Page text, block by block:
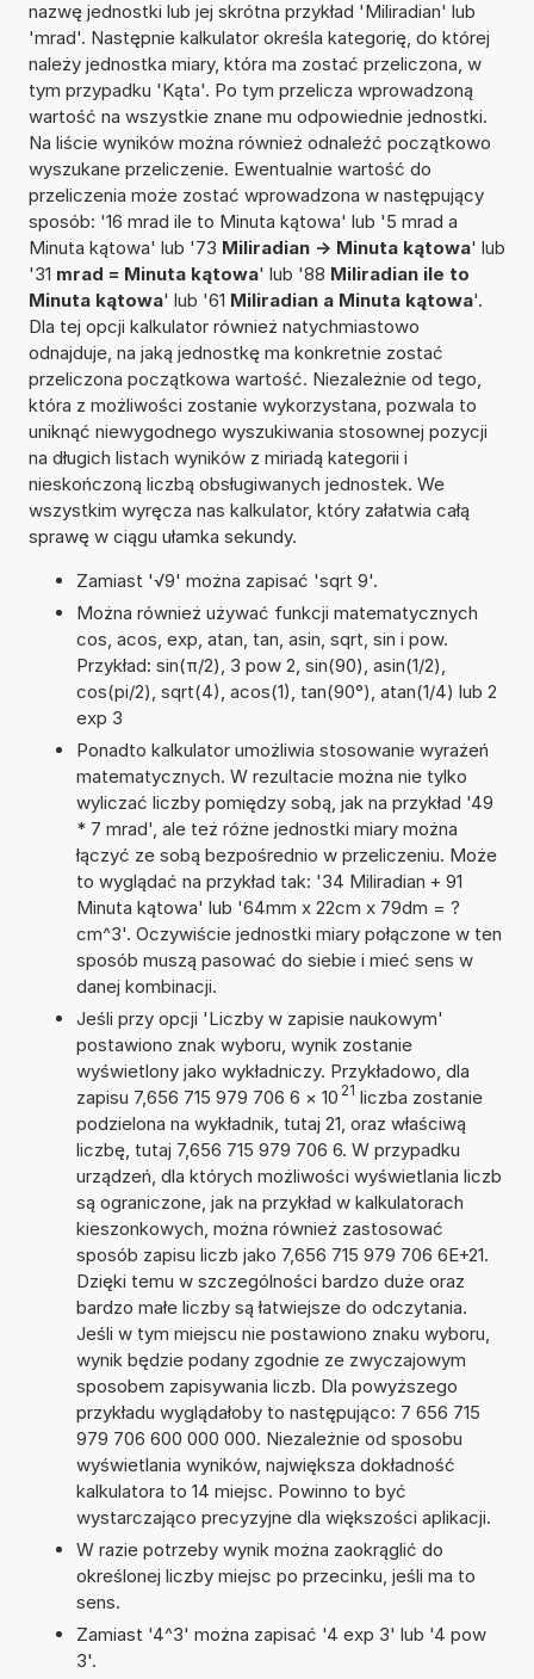
nazwę jednostki lub jej skrótna przykład 'Miliradian' lub
'mrad'. Następnie kalkulator określa kategorię, do której
należy jednostka miary, która ma zostać przeliczona, w
tym przypadku 'Kąta'. Po tym przelicza wprowadzoną
wartość na wszystkie znane mu odpowiednie jednostki.
Na liście wyników można również odnaleźć początkowo
wyszukane przeliczenie. Ewentualnie wartość do
przeliczenia może zostać wprowadzona w następujący
sposób: '16 mrad ile to Minuta kątowa' lub '5 mrad a
Minuta kątowa' lub '73 Miliradian -> Minuta kątowa' lub
'31 mrad = Minuta kątowa' lub '88 Miliradian ile to
Minuta kątowa' lub '61 Miliradian a Minuta kątowa'.
Dla tej opcji kalkulator również natychmiastowo
odnajduje, na jaką jednostkę ma konkretnie zostać
przeliczona początkowa wartość. Niezależnie od tego,
która z możliwości zostanie wykorzystana, pozwala to
uniknąć niewygodnego wyszukiwania stosownej pozycji
na długich listach wyników z miriadą kategorii i
nieskończoną liczbą obsługiwanych jednostek. We
wszystkim wyręcza nas kalkulator, który załatwia całą
sprawę w ciągu ułamka sekundy.
Zamiast '√9' można zapisać 'sqrt 9'.
Można również używać funkcji matematycznych
cos, acos, exp, atan, tan, asin, sqrt, sin i pow.
Przykład: sin(π/2), 3 pow 2, sin(90), asin(1/2),
cos(pi/2), sqrt(4), acos(1), tan(90°), atan(1/4) lub 2
exp 3
Ponadto kalkulator umożliwia stosowanie wyrażeń
matematycznych. W rezultacie można nie tylko
wyliczać liczby pomiędzy sobą, jak na przykład '49
* 7 mrad', ale też różne jednostki miary można
łączyć ze sobą bezpośrednio w przeliczeniu. Może
to wyglądać na przykład tak: '34 Miliradian + 91
Minuta kątowa' lub '64mm x 22cm x 79dm = ?
cm^3'. Oczywiście jednostki miary połączone w ten
sposób muszą pasować do siebie i mieć sens w
danej kombinacji.
Jeśli przy opcji 'Liczby w zapisie naukowym'
postawiono znak wyboru, wynik zostanie
wyświetlony jako wykładniczy. Przykładowo, dla
zapisu 7,656 715 979 706 6 × 10 21 liczba zostanie
podzielona na wykładnik, tutaj 21, oraz właściwą
liczbę, tutaj 7,656 715 979 706 6. W przypadku
urządzeń, dla których możliwości wyświetlania liczb
są ograniczone, jak na przykład w kalkulatorach
kieszonkowych, można również zastosować
sposób zapisu liczb jako 7,656 715 979 706 6E+21.
Dzięki temu w szczególności bardzo duże oraz
bardzo małe liczby są łatwiejsze do odczytania.
Jeśli w tym miejscu nie postawiono znaku wyboru,
wynik będzie podany zgodnie ze zwyczajowym
sposobem zapisywania liczb. Dla powyższego
przykładu wyglądałoby to następująco: 7 656 715
979 706 600 000 000. Niezależnie od sposobu
wyświetlania wyników, największa dokładność
kalkulatora to 14 miejsc. Powinno to być
wystarczająco precyzyjne dla większości aplikacji.
W razie potrzeby wynik można zaokrąglić do
określonej liczby miejsc po przecinku, jeśli ma to
sens.
Zamiast '4^3' można zapisać '4 exp 3' lub '4 pow
3'.